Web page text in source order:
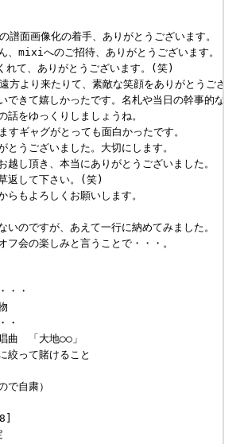
譜面画像化の着手、ありがとうございます。
、mixiへのご招待、ありがとうございます。
れて、ありがとうございます。(笑)
方より来たりて、素敵な笑顔をありがとうござ
できて嬉しかったです。名札や当日の幹事的な
話をゆっくりしましょうね。
ギャグがとっても面白かったです。
とうございました。大切にします。
越し頂き、本当にありがとうございました。
返して下さい。(笑)
らもよろしくお願いします。
いのですが、あえて一行に納めてみました。
フ会の楽しみと言うことで・・・。
・・
・
　「大地○○」
って賭けること
で自粛）